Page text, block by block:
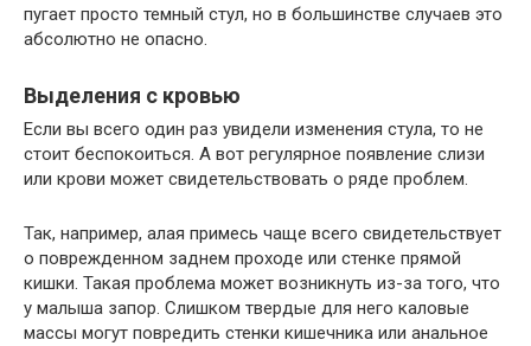
пугает просто темный стул, но в большинстве случаев это
абсолютно не опасно.
Выделения с кровью
Если вы всего один раз увидели изменения стула, то не
стоит беспокоиться. А вот регулярное появление слизи
или крови может свидетельствовать о ряде проблем.
Так, например, алая примесь чаще всего свидетельствует
о поврежденном заднем проходе или стенке прямой
кишки. Такая проблема может возникнуть из-за того, что
у малыша запор. Слишком твердые для него каловые
массы могут повредить стенки кишечника или анальное